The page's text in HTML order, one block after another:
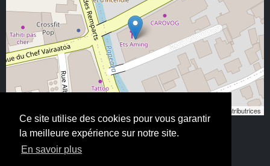
Ce site utilise des cookies pour vous garantir
la meilleure expérience sur notre site.
En savoir plus
contributeurs/contributrices